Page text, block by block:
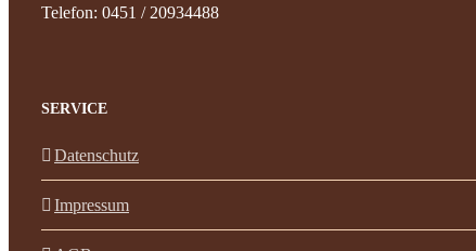
Telefon: 0451 / 20934488
SERVICE
Datenschutz
Impressum